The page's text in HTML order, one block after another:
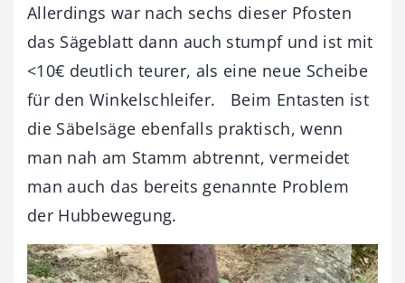
Allerdings war nach sechs dieser Pfosten
das Sägeblatt dann auch stumpf und ist mit
<10€ deutlich teurer, als eine neue Scheibe
für den Winkelschleifer. Beim Entasten ist
die Säbelsäge ebenfalls praktisch, wenn
man nah am Stamm abtrennt, vermeidet
man auch das bereits genannte Problem
der Hubbewegung.